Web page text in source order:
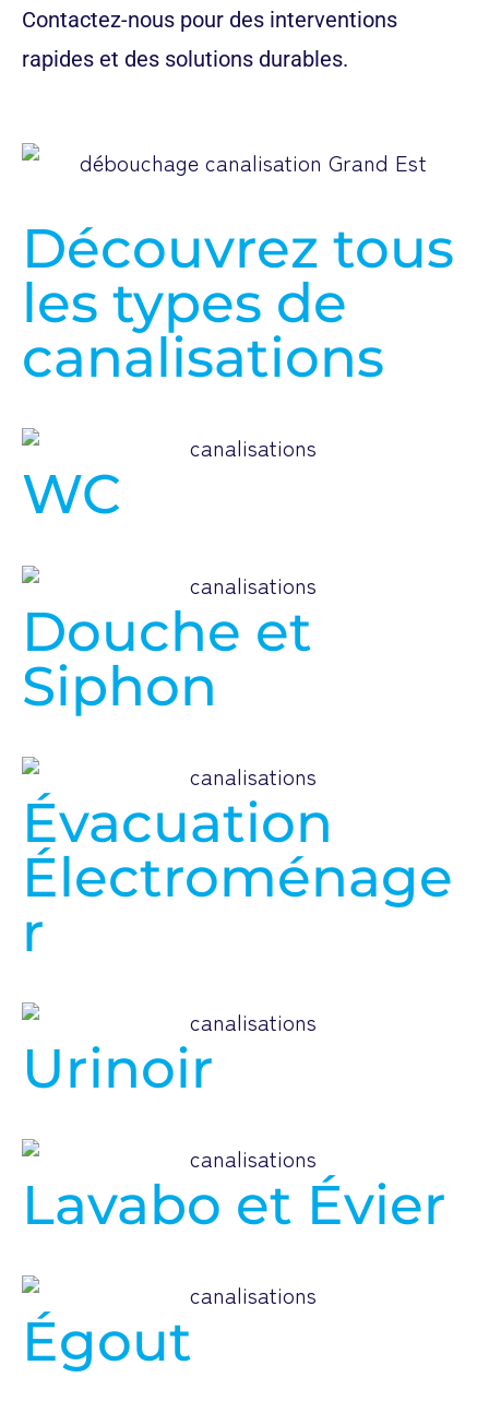
Contactez-nous pour des interventions
rapides et des solutions durables.
Découvrez tous
les types de
canalisations
WC
Douche et
Siphon
Évacuation
Électroménage
r
Urinoir
Lavabo et Évier
Égout